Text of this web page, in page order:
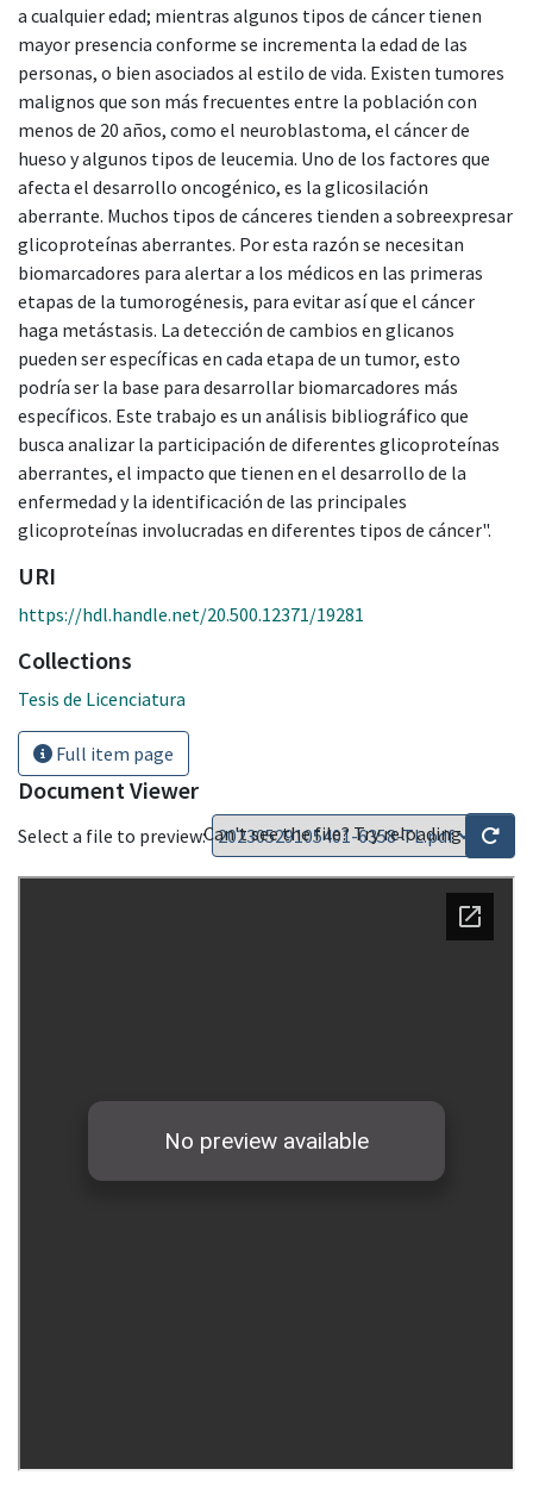
a cualquier edad; mientras algunos tipos de cáncer tienen
mayor presencia conforme se incrementa la edad de las
personas, o bien asociados al estilo de vida. Existen tumores
malignos que son más frecuentes entre la población con
menos de 20 años, como el neuroblastoma, el cáncer de
hueso y algunos tipos de leucemia. Uno de los factores que
afecta el desarrollo oncogénico, es la glicosilación
aberrante. Muchos tipos de cánceres tienden a sobreexpresar
glicoproteínas aberrantes. Por esta razón se necesitan
biomarcadores para alertar a los médicos en las primeras
etapas de la tumorogénesis, para evitar así que el cáncer
haga metástasis. La detección de cambios en glicanos
pueden ser específicas en cada etapa de un tumor, esto
podría ser la base para desarrollar biomarcadores más
específicos. Este trabajo es un análisis bibliográfico que
busca analizar la participación de diferentes glicoproteínas
aberrantes, el impacto que tienen en el desarrollo de la
enfermedad y la identificación de las principales
glicoproteínas involucradas en diferentes tipos de cáncer".
URI
https://hdl.handle.net/20.500.12371/19281
Collections
Tesis de Licenciatura
Full item page
Document Viewer
Select a file to preview:Can't see the file? Try reloading